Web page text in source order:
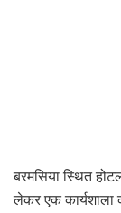
बरमसिया स्थित
लेकर एक